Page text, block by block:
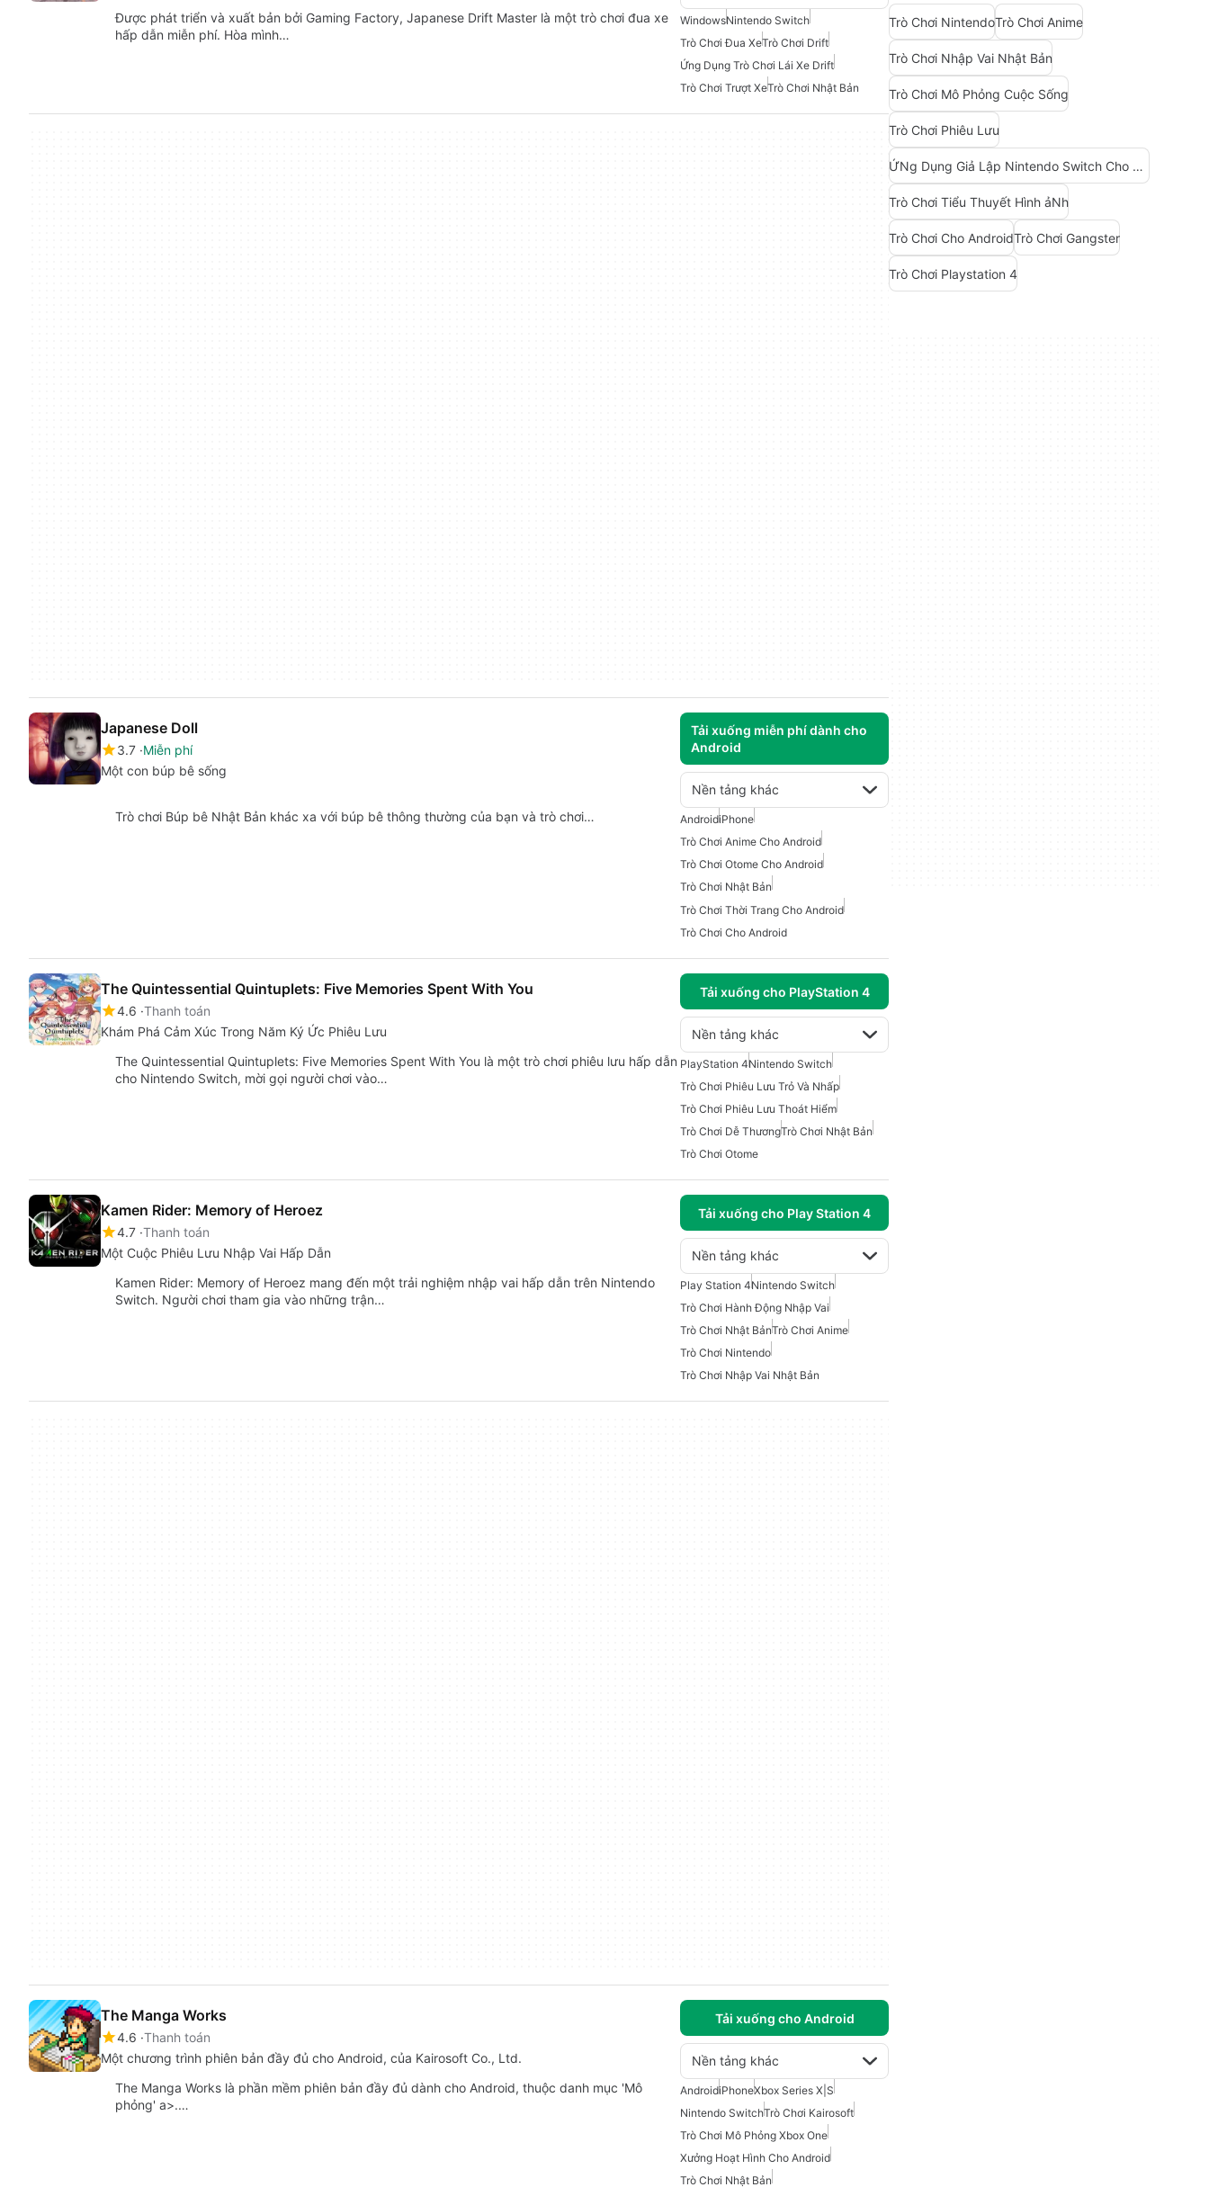
Được phát triển và xuất bản bởi Gaming Factory, Japanese Drift Master là một trò chơi đua xe
hấp dẫn miễn phí. Hòa mình…
WindowsNintendo Switch
Trò Chơi Đua XeTrò Chơi Drift
Ứng Dụng Trò Chơi Lái Xe Drift
Trò Chơi Trượt XeTrò Chơi Nhật Bản
Japanese Doll
3.7 Miễn phí
Một con búp bê sống
Tải xuống miễn phí dành cho
Android
Nền tảng khác
Trò chơi Búp bê Nhật Bản khác xa với búp bê thông thường của bạn và trò chơi…
AndroidiPhone
Trò Chơi Anime Cho Android
Trò Chơi Otome Cho Android
Trò Chơi Nhật Bản
Trò Chơi Thời Trang Cho Android
Trò Chơi Cho Android
The Quintessential Quintuplets: Five Memories Spent With You
4.6 Thanh toán
Khám Phá Cảm Xúc Trong Năm Ký Ức Phiêu Lưu
Tải xuống cho PlayStation 4
Nền tảng khác
The Quintessential Quintuplets: Five Memories Spent With You là một trò chơi phiêu lưu hấp dẫn
cho Nintendo Switch, mời gọi người chơi vào…
PlayStation 4Nintendo Switch
Trò Chơi Phiêu Lưu Trỏ Và Nhấp
Trò Chơi Phiêu Lưu Thoát Hiểm
Trò Chơi Dễ ThươngTrò Chơi Nhật Bản
Trò Chơi Otome
Kamen Rider: Memory of Heroez
4.7 Thanh toán
Một Cuộc Phiêu Lưu Nhập Vai Hấp Dẫn
Tải xuống cho Play Station 4
Nền tảng khác
Kamen Rider: Memory of Heroez mang đến một trải nghiệm nhập vai hấp dẫn trên Nintendo
Switch. Người chơi tham gia vào những trận…
Play Station 4Nintendo Switch
Trò Chơi Hành Động Nhập Vai
Trò Chơi Nhật BảnTrò Chơi Anime
Trò Chơi Nintendo
Trò Chơi Nhập Vai Nhật Bản
The Manga Works
4.6 Thanh toán
Một chương trình phiên bản đầy đủ cho Android, của Kairosoft Co., Ltd.
Tải xuống cho Android
Nền tảng khác
The Manga Works là phần mềm phiên bản đầy đủ dành cho Android, thuộc danh mục 'Mô
phỏng' a>.…
AndroidiPhoneXbox Series X|S
Nintendo SwitchTrò Chơi Kairosoft
Trò Chơi Mô Phỏng Xbox One
Xưởng Hoạt Hình Cho Android
Trò Chơi Nhật Bản
Trò Chơi NintendoTrò Chơi Anime
Trò Chơi Nhập Vai Nhật Bản
Trò Chơi Mô Phỏng Cuộc Sống
Trò Chơi Phiêu Lưu
ỨNg Dụng Giả Lập Nintendo Switch Cho Android
Trò Chơi Tiểu Thuyết Hình ảNh
Trò Chơi Cho AndroidTrò Chơi Gangster
Trò Chơi Playstation 4